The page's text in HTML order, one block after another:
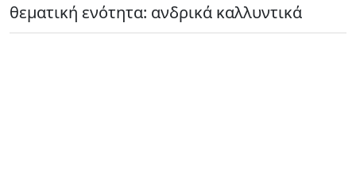
θεματική ενότητα: ανδρικά καλλυντικά